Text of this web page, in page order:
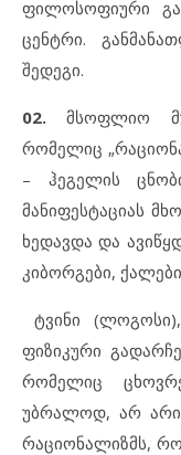
ფილოსოფიური
ცენტრი.
შედეგი.
02. მსოფლიო
რომელიც
– ჰეგელის
მანიფესტაციას
ხედავდა და
კიბორგები,
ტვინი
ფიზიკური
რომელიც
უბრალოდ, არ
რაციონალიზმს,